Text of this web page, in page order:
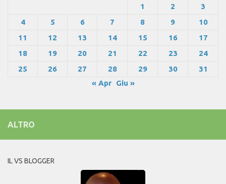
1 2
3
4
5 6 7 8 9
10
11
12 13 14 15 16
17
18
19 20 21 22 23
24
25
26 27 28 29 30
31
« Apr
Giu »
ALTRO
IL VS BLOGGER